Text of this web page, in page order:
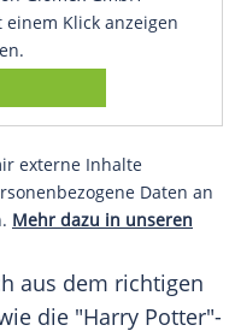
Klick anzeigen
externe Inhalte
Daten an
Mehr dazu in unseren
aus dem richtigen
die "Harry Potter"-